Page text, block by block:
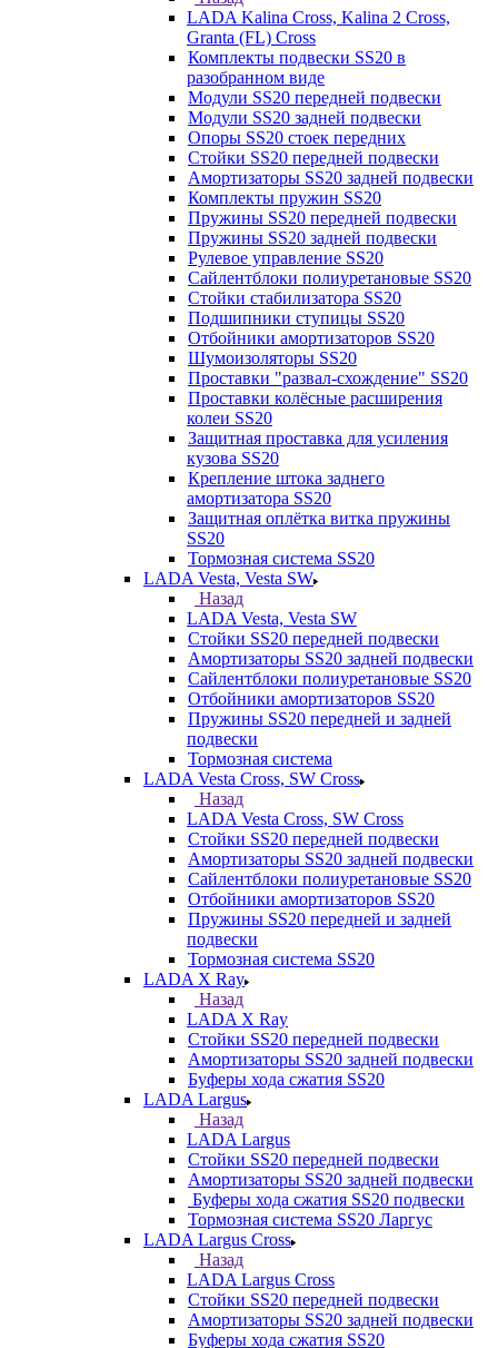
LADA Kalina Cross, Kalina 2 Cross,
Granta (FL) Cross
Комплекты подвески SS20 в
разобранном виде
Модули SS20 передней подвески
Модули SS20 задней подвески
Опоры SS20 стоек передних
Стойки SS20 передней подвески
Амортизаторы SS20 задней подвески
Комплекты пружин SS20
Пружины SS20 передней подвески
Пружины SS20 задней подвески
Рулевое управление SS20
Сайлентблоки полиуретановые SS20
Стойки стабилизатора SS20
Подшипники ступицы SS20
Отбойники амортизаторов SS20
Шумоизоляторы SS20
Проставки "развал-схождение" SS20
Проставки колёсные расширения
колеи SS20
Защитная проставка для усиления
кузова SS20
Крепление штока заднего
амортизатора SS20
Защитная оплётка витка пружины
SS20
Тормозная система SS20
LADA Vesta, Vesta SW
Назад
LADA Vesta, Vesta SW
Стойки SS20 передней подвески
Амортизаторы SS20 задней подвески
Сайлентблоки полиуретановые SS20
Отбойники амортизаторов SS20
Пружины SS20 передней и задней
подвески
Тормозная система
LADA Vesta Cross, SW Cross
Назад
LADA Vesta Cross, SW Cross
Стойки SS20 передней подвески
Амортизаторы SS20 задней подвески
Сайлентблоки полиуретановые SS20
Отбойники амортизаторов SS20
Пружины SS20 передней и задней
подвески
Тормозная система SS20
LADA X Ray
Назад
LADA X Ray
Стойки SS20 передней подвески
Амортизаторы SS20 задней подвески
Буферы хода сжатия SS20
LADA Largus
Назад
LADA Largus
Стойки SS20 передней подвески
Амортизаторы SS20 задней подвески
Буферы хода сжатия SS20 подвески
Тормозная система SS20 Ларгус
LADA Largus Cross
Назад
LADA Largus Cross
Стойки SS20 передней подвески
Амортизаторы SS20 задней подвески
Буферы хода сжатия SS20